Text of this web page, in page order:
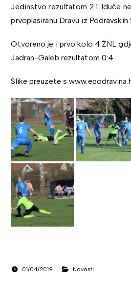
Jedinstvo rezultatom 2:1. Iduće
prvoplasiranu Dravu iz Podravskih
Otvoreno je i prvo kolo 4.ŽNL
Jadran-Galeb rezultatom 0:4.
Slike preuzete s
01/04/2019 Novosti